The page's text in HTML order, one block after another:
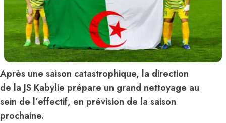
Après une saison catastrophique, la direction
de la JS Kabylie prépare un grand nettoyage au
sein de l’effectif, en prévision de la saison
prochaine.